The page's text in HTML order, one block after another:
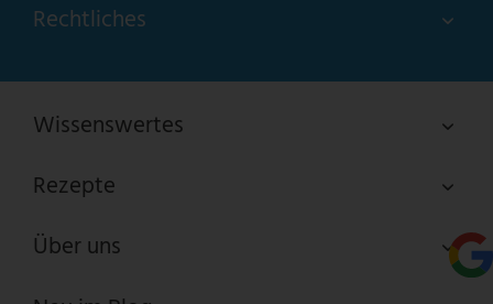
Rechtliches
Wissenswertes
Rezepte
Über uns